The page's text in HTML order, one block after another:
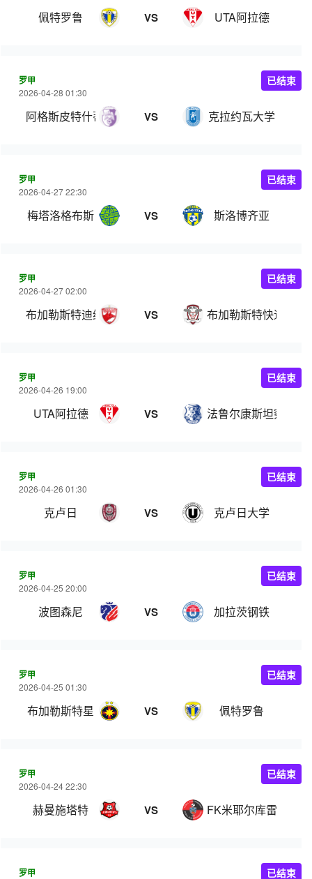
佩特罗鲁 VS UTA阿拉德
罗甲
2026-04-28 01:30
阿格斯皮特什蒂 VS 克拉约瓦大学
已结束
罗甲
2026-04-27 22:30
梅塔洛格布斯 VS 斯洛博齐亚
已结束
罗甲
2026-04-27 02:00
布加勒斯特迪纳摩 VS 布加勒斯特快速
已结束
罗甲
2026-04-26 19:00
UTA阿拉德 VS 法鲁尔康斯坦察
已结束
罗甲
2026-04-26 01:30
克卢日 VS 克卢日大学
已结束
罗甲
2026-04-25 20:00
波图森尼 VS 加拉茨钢铁
已结束
罗甲
2026-04-25 01:30
布加勒斯特星 VS 佩特罗鲁
已结束
罗甲
2026-04-24 22:30
赫曼施塔特 VS FK米耶尔库雷亚丘克
已结束
罗甲 已结束